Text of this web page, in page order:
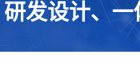
发设计、